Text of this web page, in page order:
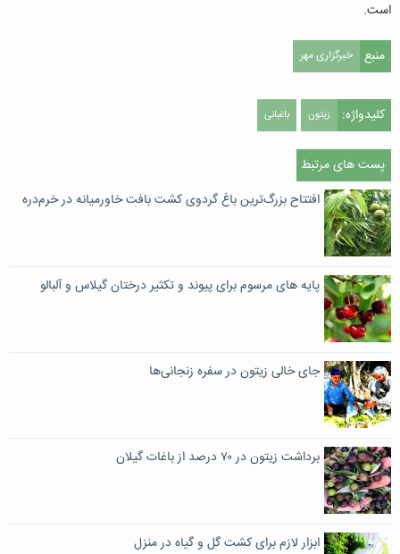
است.
منبع خبرگزاری مهر
کلیدواژه: زیتون باغبانی
پست های مرتبط
افتتاح بزرگ‌ترین باغ گردوی کشت بافت خاورمیانه در خرم‌دره
پایه های مرسوم برای پیوند و تکثیر درختان گیلاس و آلبالو
جای خالی زیتون در سفره‌ زنجانی‌ها
برداشت زیتون در ۷۰ درصد از باغات گیلان
ابزار لازم برای کشت گل و گیاه در منزل